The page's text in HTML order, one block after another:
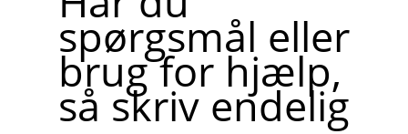
spørgsmål eller
brug for hjælp,
så skriv endelig